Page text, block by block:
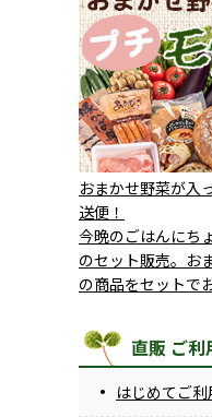
おまかせ野菜が入
送便！
今晩のごはんにち
のセット販売。お
の商品をセットで
直販 ご利
はじめてご